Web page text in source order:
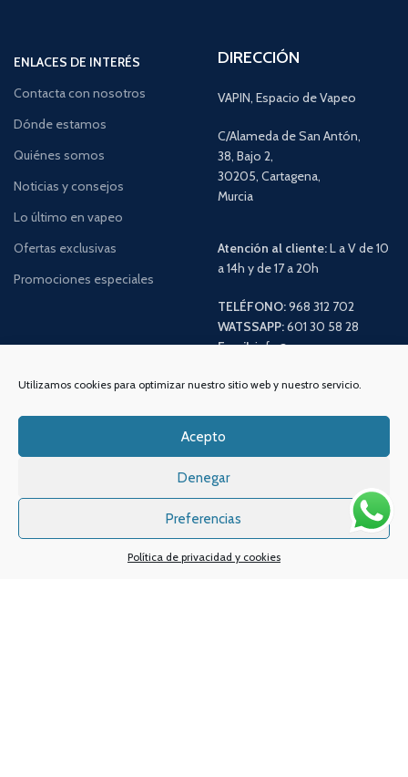
Utilizamos cookies para optimizar nuestro sitio web y nuestro servicio.
Acepto
Denegar
Preferencias
Política de privacidad y cookies
ENLACES DE INTERÉS
Contacta con nosotros
Dónde estamos
Quiénes somos
Noticias y consejos
Lo último en vapeo
Ofertas exclusivas
Promociones especiales
DIRECCIÓN
VAPIN, Espacio de Vapeo
C/Alameda de San Antón,
38, Bajo 2,
30205, Cartagena,
Murcia
Atención al cliente:L a V de 10
a 14h y de 17 a 20h
TELÉFONO:968 312 702
WATSSAPP:601 30 58 28
Email:info@vapeo.es
Sistema de envío